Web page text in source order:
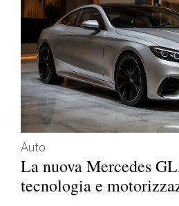
Auto
La nuova Mercedes
tecnologia e